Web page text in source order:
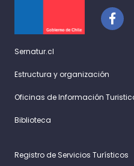
Sernatur.cl
Estructura y organización
Oficinas de Información
Biblioteca
Registro de Servicios Turísticos